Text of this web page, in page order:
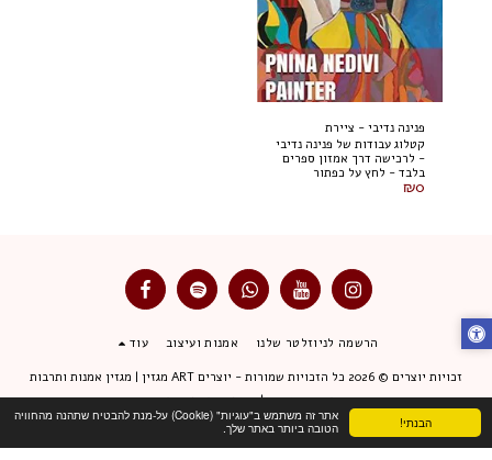
הבנתי!
אתר זה משתמש ב"עוגיות" (Cookie) על-מנת להבטיח שתהנה מהחוויה
הטובה ביותר באתר שלך.
פנינה נדיבי - ציירת
קטלוג עבודות של פנינה נדיבי
- לרכישה דרך אמזון ספרים
בלבד - לחץ על כפתור
₪0
הרשמה לניוזלטר שלנו אמנות ועיצוב עוד
זכויות יוצרים © 2026 כל הזכויות שמורות -
יוצרים ART מגזין | מגזין אמנות ותרבות
תנאי שימוש|מדיניות פרטיות